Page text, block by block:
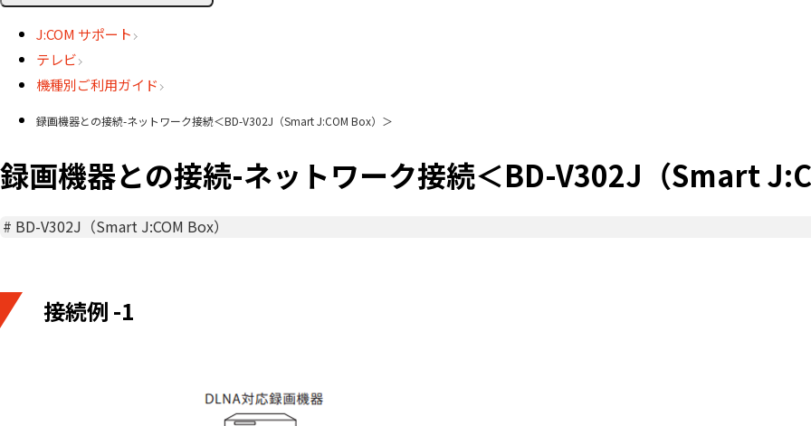
J:COM サポート
テレビ
機種別ご利用ガイド
録画機器との接続-ネットワーク接続＜BD-V302J（Smart J:COM Box）＞
録画機器との接続-ネットワーク接続＜BD-V302J（Smart
# BD-V302J（Smart J:COM Box）
接続例 -1